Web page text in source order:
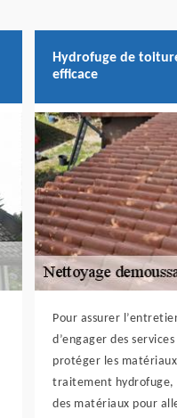
Hydrofuge de
efficace
Pour assurer
d’engager des
protéger les
traitement hydrofuge,
des matériaux pour